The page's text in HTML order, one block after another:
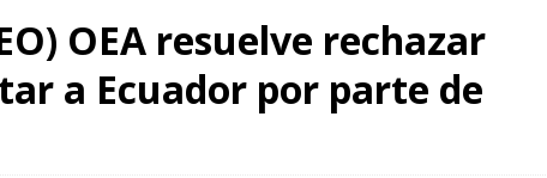
OEA resuelve rechazar
a Ecuador por parte de